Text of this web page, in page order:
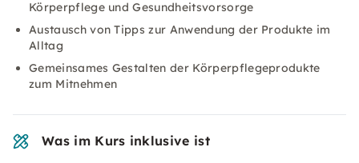
Körperpflege und Gesundheitsvorsorge
Austausch von Tipps zur Anwendung der Produkte im
Alltag
Gemeinsames Gestalten der Körperpflegeprodukte
zum Mitnehmen
Was im Kurs inklusive ist